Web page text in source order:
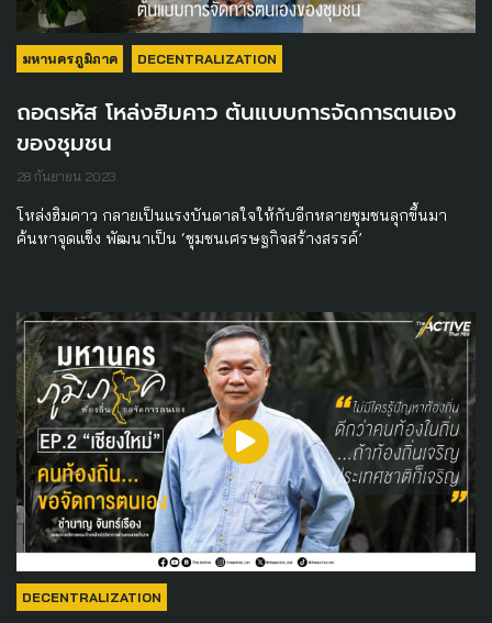
มหานครภูมิภาค DECENTRALIZATION
ถอดรหัส โหล่งฮิมคาว ต้นแบบการจัดการตนเอง
ของชุมชน
28 กันยายน 2023
โหล่งฮิมคาว กลายเป็นแรงบันดาลใจให้กับอีกหลายชุมชนลุกขึ้นมา
ค้นหาจุดแข็ง พัฒนาเป็น ‘ชุมชนเศรษฐกิจสร้างสรรค์’
DECENTRALIZATION